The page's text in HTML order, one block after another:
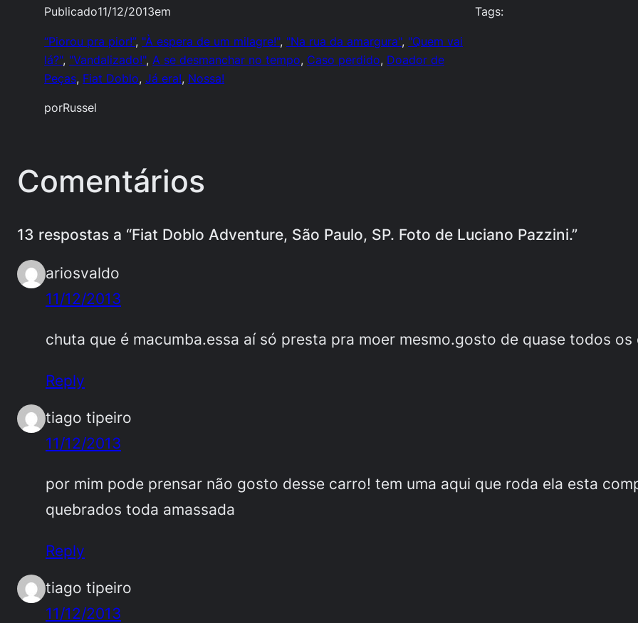
Publicado11/12/2013em
“Piorou pra pior!”, "À espera de um milagre!", "Na rua da amargura", "Quem vai
lá?", "Vandalizado!", A se desmanchar no tempo, Caso perdido, Doador de
Peças, Fiat Doblo, Já era!, Nossa!
porRussel
Tags:
Comentários
13 respostas a “Fiat Doblo Adventure, São Paulo, SP. Foto de Luciano Pazzini.”
ariosvaldo
11/12/2013
chuta que é macumba.essa aí só presta pra moer mesmo.gosto de quase todos
Reply
tiago tipeiro
11/12/2013
por mim pode prensar não gosto desse carro! tem uma aqui que roda ela esta
quebrados toda amassada
Reply
tiago tipeiro
11/12/2013